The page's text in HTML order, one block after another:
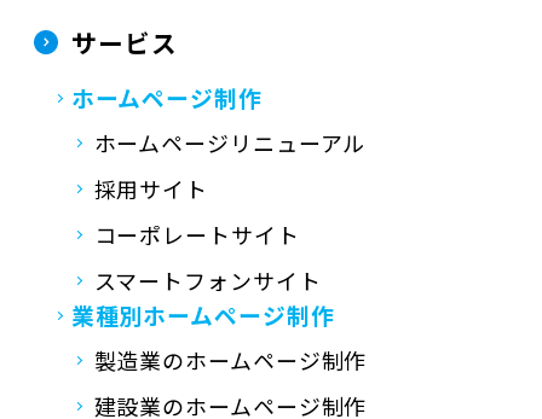
サービス
ホームページ制作
ホームページリニューアル
採用サイト
コーポレートサイト
スマートフォンサイト
業種別ホームページ制作
製造業のホームページ制作
建設業のホームページ制作